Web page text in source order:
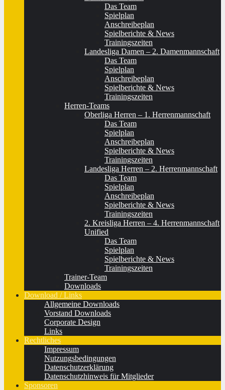
Das Team
Spielplan
Anschreibeplan
Spielberichte & News
Trainingszeiten
Landesliga Damen – 2. Damenmannschaft
Das Team
Spielplan
Anschreibeplan
Spielberichte & News
Trainingszeiten
Herren-Teams
Oberliga Herren – 1. Herrenmannschaft
Das Team
Spielplan
Anschreibeplan
Spielberichte & News
Trainingszeiten
Landesliga Herren – 2. Herrenmannschaft
Das Team
Spielplan
Anschreibeplan
Spielberichte & News
Trainingszeiten
2. Kreisliga Herren – 4. Herrenmannschaft
Unified
Das Team
Spielplan
Spielberichte & News
Trainingszeiten
Trainer-Team
Downloads
Download / Links
Allgemeine Downloads
Vorstand Downloads
Corporate Design
Links
Rechtliches
Impressum
Nutzungsbedingungen
Datenschutzerklärung
Datenschutzhinweis für Mitglieder
Sponsoren